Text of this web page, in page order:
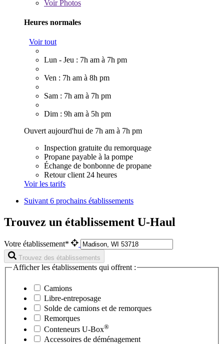
VoirPhotos
Heures normales
Voir tout
Lun - Jeu : 7h am à 7h pm
Ven : 7h am à 8h pm
Sam : 7h am à 7h pm
Dim : 9h am à 5h pm
Ouvert aujourd'hui de 7h am à 7h pm
Inspection gratuite du remorquage
Propane payable à la pompe
Échange de bonbonne de propane
Retour client 24 heures
Voir les tarifs
Suivant6 prochains établissements
Trouvez un établissement U-Haul
Votre établissement*
Trouvez des établissements
Afficher les établissements qui offrent :
Camions
Libre-entreposage
Solde de camions et de remorques
Remorques
Conteneurs U-Box®
Accessoires de déménagement